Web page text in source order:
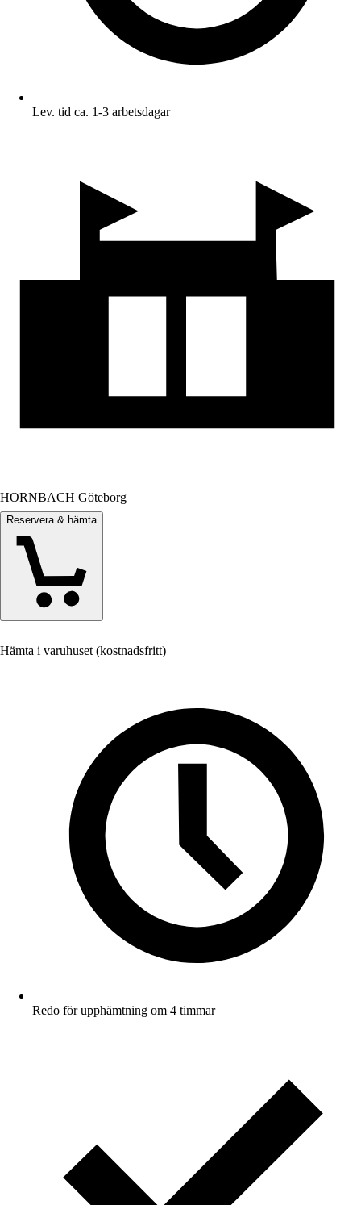
Lev. tid ca. 1-3 arbetsdagar
HORNBACH Göteborg
Reservera & hämta
Hämta i varuhuset (kostnadsfritt)
Redo för upphämtning om 4 timmar